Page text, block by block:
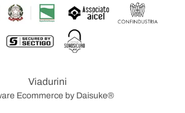
Viadurini
Ecommerce by Daisuke®